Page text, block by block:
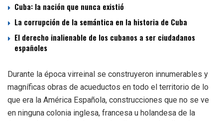
Cuba: la nación que nunca existió
La corrupción de la semántica en la historia de Cuba
El derecho inalienable de los cubanos a ser ciudadanos
españoles
Durante la época virreinal se construyeron innumerables y
magníficas obras de acueductos en todo el territorio de lo
que era la América Española, construcciones que no se ve
en ninguna colonia inglesa, francesa u holandesa de la